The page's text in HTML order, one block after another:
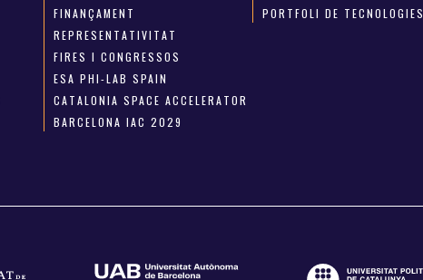
FINANÇAMENT
REPRESENTATIVITAT
FIRES I CONGRESSOS
ESA PHI-LAB SPAIN
CATALONIA SPACE ACCELERATOR
BARCELONA IAC 2029
PORTFOLI DE TECNOLOGIES